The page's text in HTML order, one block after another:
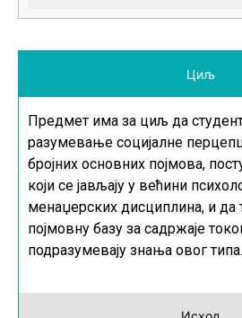
Циљ
Предмет има за циљ да
разумевање социјалне
бројних основних појмова,
који се јављају у већини
менаџерских дисциплина, и да
појмовну базу за садржаје
подразумевају знања овог типа.